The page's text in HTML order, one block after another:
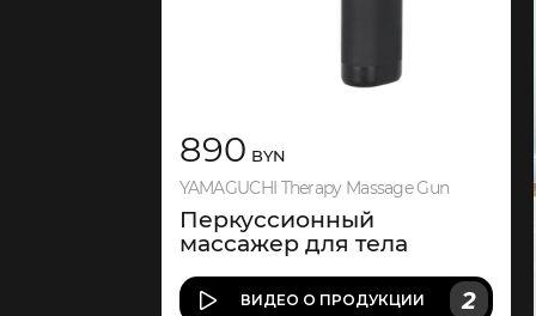
890 BYN
YAMAGUCHI Therapy Massage Gun
Перкуссионный
массажер для тела
ВИДЕО О ПРОДУКЦИИ 2